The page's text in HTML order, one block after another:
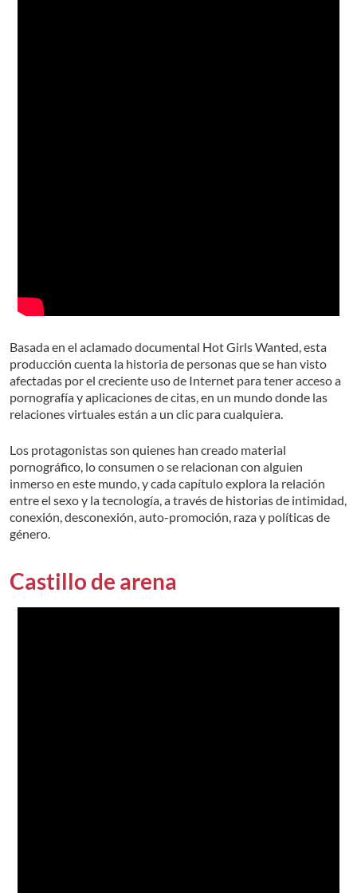
Basada en el aclamado documental Hot Girls Wanted, esta
producción cuenta la historia de personas que se han visto
afectadas por el creciente uso de Internet para tener acceso a
pornografía y aplicaciones de citas, en un mundo donde las
relaciones virtuales están a un clic para cualquiera.
Los protagonistas son quienes han creado material
pornográfico, lo consumen o se relacionan con alguien
inmerso en este mundo, y cada capítulo explora la relación
entre el sexo y la tecnología, a través de historias de intimidad,
conexión, desconexión, auto-promoción, raza y políticas de
género.
Castillo de arena